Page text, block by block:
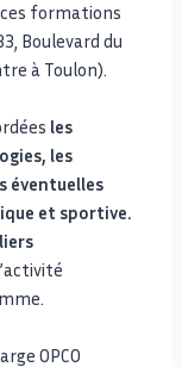
formations
Boulevard du
à Toulon).
les
les
éventuelles
et sportive.
OPCO